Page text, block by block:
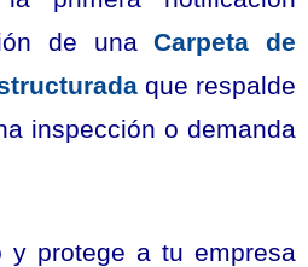
de unaCarpeta de
que respalde
inspección o demanda
y protege a tu empresa